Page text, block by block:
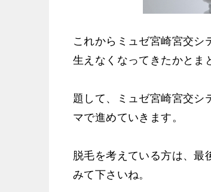
これからミュゼ宮崎宮交シ
生えなくなってきたかとま
題して、ミュゼ宮崎宮交シ
マで進めていきます。
脱毛を考えている方は、
みて下さいね。